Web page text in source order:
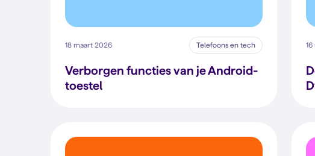
18 maart 2026 Telefoons en tech
Verborgen functies van je Android-
toestel